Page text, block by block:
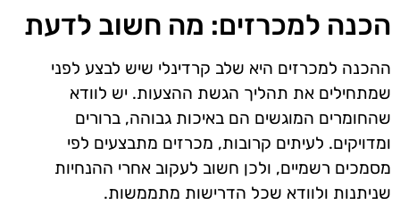
הכנה למכרזים: מה חשוב לדעת
ההכנה למכרזים היא שלב קרדינלי שיש לבצע לפני
שמתחילים את תהליך הגשת ההצעות. יש לוודא
שהחומרים המוגשים הם באיכות גבוהה, ברורים
ומדויקים. לעיתים קרובות, מכרזים מתבצעים לפי
מסמכים רשמיים, ולכן חשוב לעקוב אחרי ההנחיות
שניתנות ולוודא שכל הדרישות מתממשות.